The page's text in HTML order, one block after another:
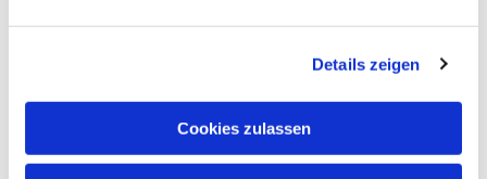
Details zeigen
Cookies zulassen